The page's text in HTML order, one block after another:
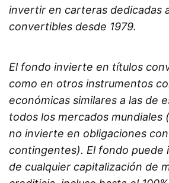
invertir en carteras dedicadas
convertibles desde 1979.
El fondo invierte en títulos
como en otros instrumentos
económicas similares a las de
todos los mercados mundiales
no invierte en obligaciones
contingentes). El fondo puede
de cualquier capitalización de